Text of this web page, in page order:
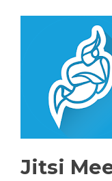
Jitsi